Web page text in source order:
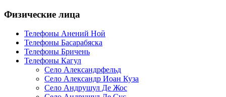
Физические лица
Телефоны Анений Ноӣ
Телефоны Басарабяска
Телефоны Бричень
Телефоны Кагул
Село Александрфельд
Село Александр Иоан Куза
Село Андрушул Де Жос